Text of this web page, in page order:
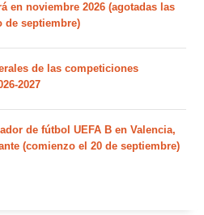
en noviembre 2026 (agotadas las
de septiembre)
de las competiciones
2027
de fútbol UEFA B en Valencia,
(comienzo el 20 de septiembre)